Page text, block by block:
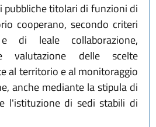
pubbliche titolari di funzioni di
cooperano, secondo criteri
di leale collaborazione,
valutazione delle scelte
al territorio e al monitoraggio
anche mediante la stipula di
l'istituzione di sedi stabili di